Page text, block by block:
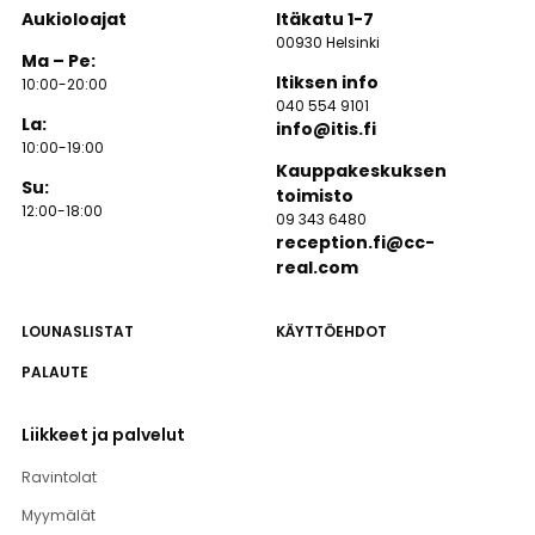
LOUNASLISTAT
KÄYTTÖEHDOT
PALAUTE
Liikkeet ja palvelut
Ravintolat
Myymälät
Aukioloajat
Ma – Pe:
10:00-20:00
La:
10:00-19:00
Su:
12:00-18:00
Itäkatu 1-7
00930 Helsinki
Itiksen info
040 554 9101
info@itis.fi
Kauppakeskuksen
toimisto
09 343 6480
reception.fi@cc-
real.com